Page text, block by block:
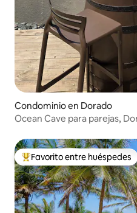
Condominio en Dorado
Ocean Cave para parejas,
De los mejores en Favorito
Favorito entre huéspedes